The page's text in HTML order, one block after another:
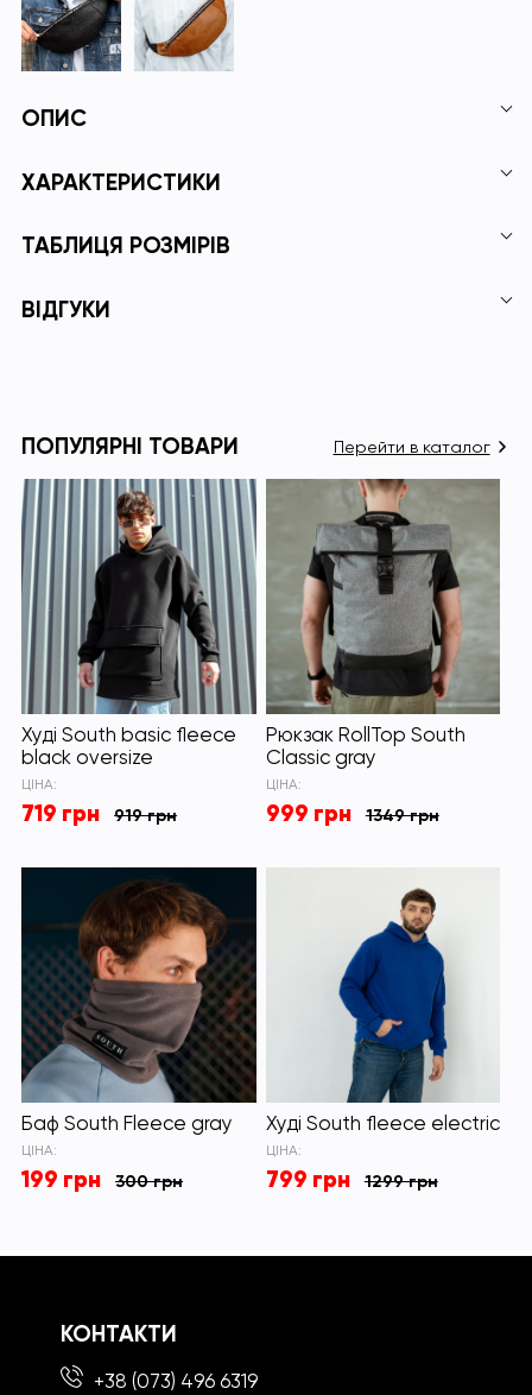
ОПИС
ХАРАКТЕРИСТИКИ
ТАБЛИЦЯ РОЗМІРІВ
ВІДГУКИ
ПОПУЛЯРНІ ТОВАРИ Перейти в каталог
Худі South basic fleece
black oversize
ЦІНА:
719 грн 919 грн
Рюкзак RollTop South
Classic gray
ЦІНА:
999 грн 1349 грн
Баф South Fleece gray
ЦІНА:
199 грн 300 грн
Худі South fleece electric
ЦІНА:
799 грн 1299 грн
КОНТАКТИ
+38 (073) 496 6319